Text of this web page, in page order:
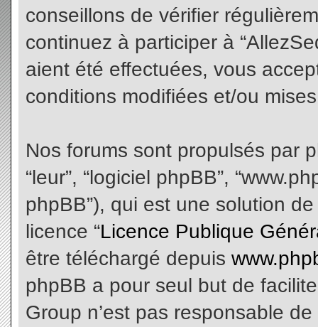
conseillons de vérifier
continuez à participer à
aient été effectuées, vous
conditions modifiées et/ou
Nos forums sont propulsés par
“leur”, “logiciel phpBB”,
phpBB”), qui est une solution
licence “Licence Publique
être téléchargé depuis
phpBB a pour seul but de
Group n’est pas responsable